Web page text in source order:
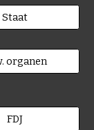
Staat
organen
FDJ